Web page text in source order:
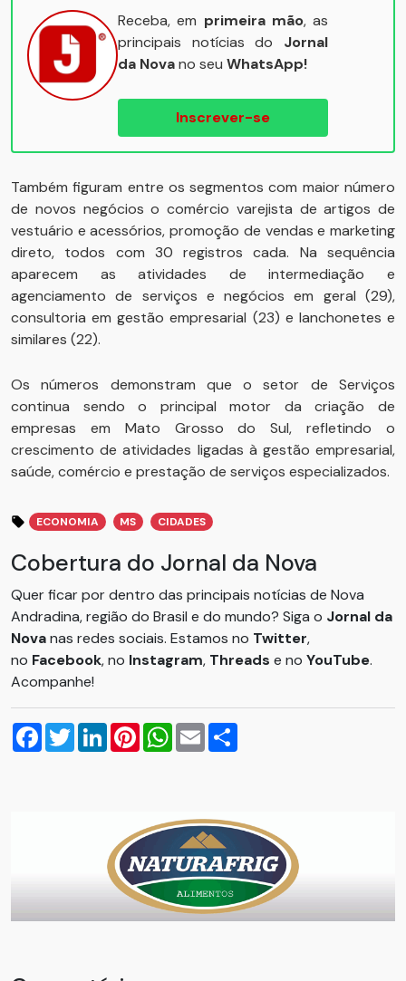
Receba, em primeira mão, as
principais notícias do Jornal
da Novano seu WhatsApp!
Inscrever-se
Também figuram entre os segmentos com maior número
de novos negócios o comércio varejista de artigos de
vestuário e acessórios, promoção de vendas e marketing
direto, todos com 30 registros cada. Na sequência
aparecem as atividades de intermediação e
agenciamento de serviços e negócios em geral (29),
consultoria em gestão empresarial (23) e lanchonetes e
similares (22).
Os números demonstram que o setor de Serviços
continua sendo o principal motor da criação de
empresas em Mato Grosso do Sul, refletindo o
crescimento de atividades ligadas à gestão empresarial,
saúde, comércio e prestação de serviços especializados.
ECONOMIA MS CIDADES
Cobertura do Jornal da Nova
Quer ficar por dentro das principais notícias de Nova
Andradina, região do Brasil e do mundo? Siga o Jornal da
Novanas redes sociais. Estamos no Twitter,
no Facebook, no Instagram, Threads e no YouTube.
Acompanhe!
Facebook
TwitterLinkedInPinterestWhatsApp
Email